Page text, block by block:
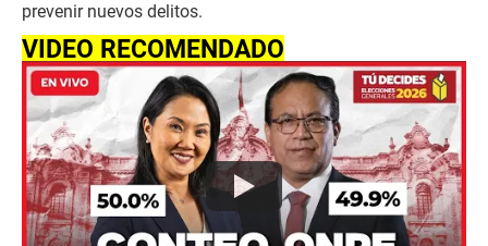
prevenir nuevos delitos.
VIDEO RECOMENDADO